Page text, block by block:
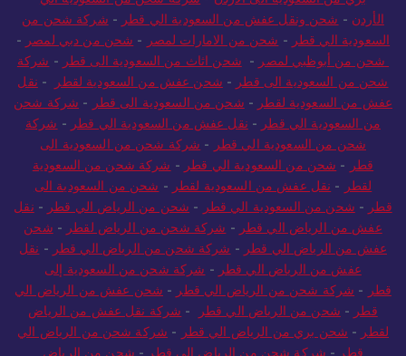
بري من السعودية الى الاردن-
شركة شحن من السعودية الي
الأردن
شحن ونقل عفش من السعودية الي قطر-
شركة شحن من
السعودية الي قطر- شحن من الامارات لمصر- شحن من دبي لمصر-
شحن من أبوظبي لمصر- شحن اثاث من السعودية الى قطر-
شركة
شحن من السعودية الى قطر- شحن عفش من السعودية لقطر-
عفش من السعودية لقطر- شحن من السعودية الى قطر-شركة شحن
من السعودية الي قطر- نقل عفش من السعودية الي قطر- شركة
شحن من السعودية الي قطر-
شركة شحن من السعودية الى
قطر- شحن من السعودية الي قطر-
شركة شحن من السعودية
لقطر- نقل عفش من السعودية لقطر-
شحن من السعودية الى
قطر- شحن من السعودية الي قطر- شحن من الرياض الي قطر-
عفش من الرياض الي قطر- شركة شحن من الرياض لقطر-
شحن
عفش من الرياض الي قطر- شركة شحن من الرياض الي قطر-
عفش من الرياض الي قطر-
شركة شحن من السعودية إلى
قطر- شركة شحن من الرياض الي قطر-شحن عفش من الرياض الي
قطر- شحن من الرياض الي قطر-
شركة نقل عفش من الرياض
لقطر-شحن بري من الرياض الي قطر-
شركة شحن من الرياض الي